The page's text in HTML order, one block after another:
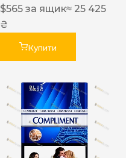
$565 за ящик≈ 25 425
₴
Купити